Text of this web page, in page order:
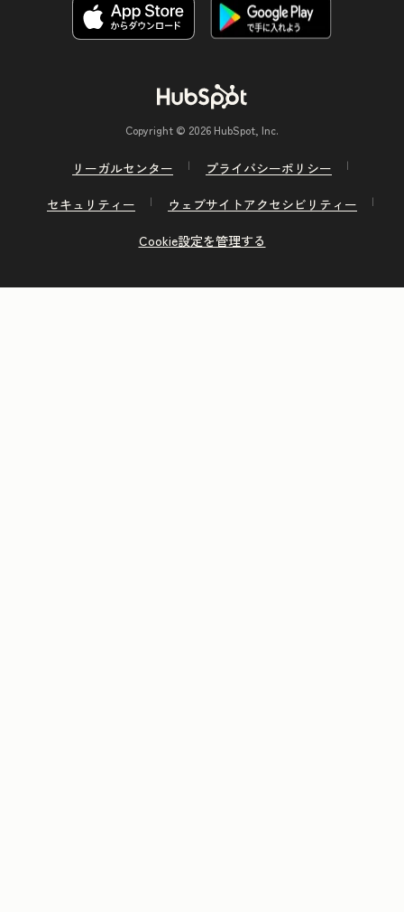
Copyright © 2026 HubSpot, Inc.
リーガルセンター
プライバシーポリシー
セキュリティー
ウェブサイトアクセシビリティー
Cookie設定を管理する